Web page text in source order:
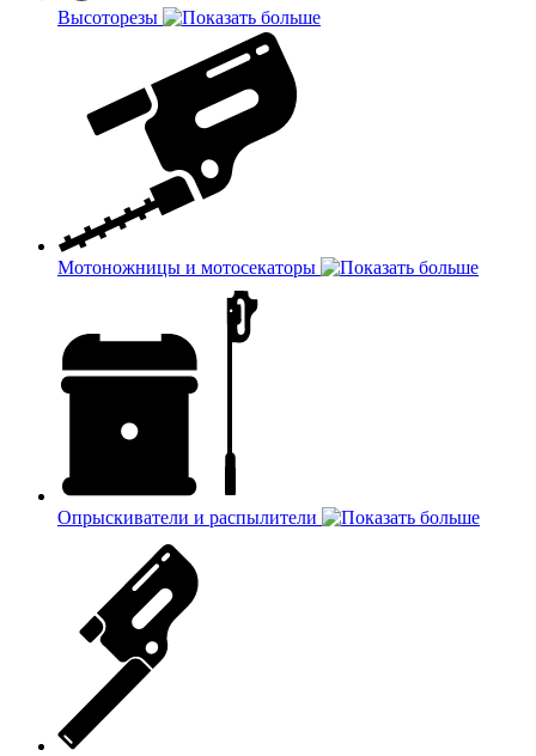
Высоторезы
Мотоножницы и мотосекаторы
Опрыскиватели и распылители